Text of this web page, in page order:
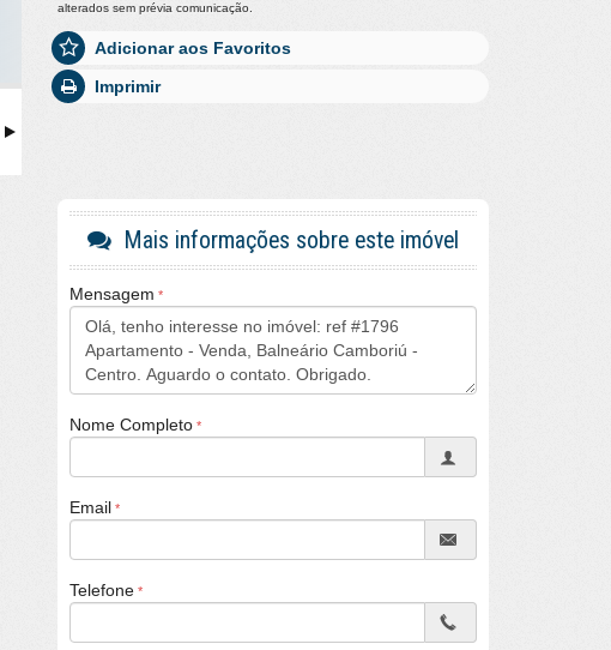
alterados sem prévia comunicação.
Adicionar aos Favoritos
Imprimir
Mais informações sobre este imóvel
Mensagem
Nome Completo
Email
Telefone